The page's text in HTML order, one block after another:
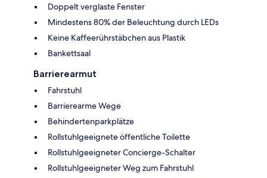
Doppelt verglaste Fenster
Mindestens 80% der Beleuchtung durch LEDs
Keine Kaffeerührstäbchen aus Plastik
Bankettsaal
Barrierearmut
Fahrstuhl
Barrierearme Wege
Behindertenparkplätze
Rollstuhlgeeignete öffentliche Toilette
Rollstuhlgeeigneter Concierge-Schalter
Rollstuhlgeeigneter Weg zum Fahrstuhl